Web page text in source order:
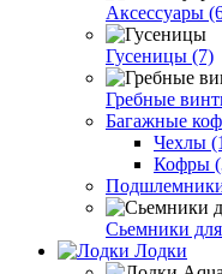
Аксессуары
Гусеницы (7)
Гребные
Багажные
Чехлы
Кофры
Сьемники
Лодки